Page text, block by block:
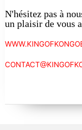
N'hésitez pas à
un plaisir de vous